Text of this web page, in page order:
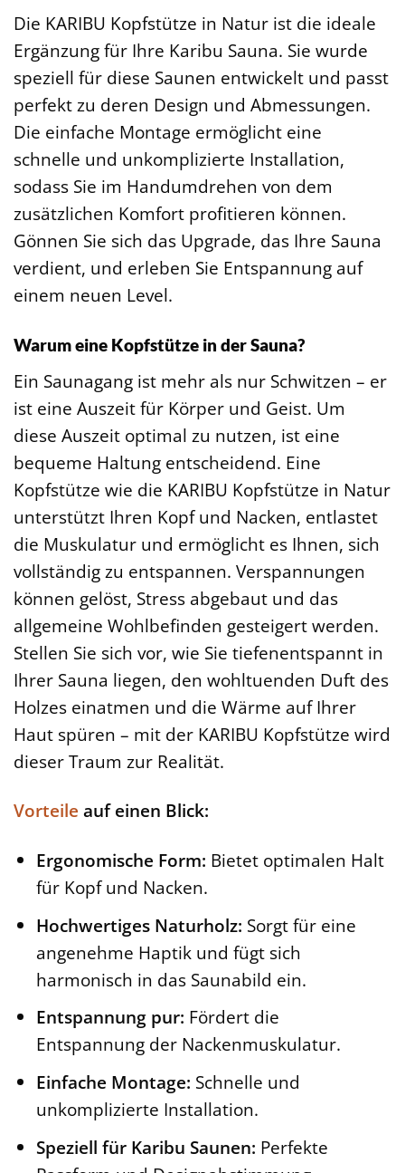
Die KARIBU Kopfstütze in Natur ist die ideale
Ergänzung für Ihre Karibu Sauna. Sie wurde
speziell für diese Saunen entwickelt und passt
perfekt zu deren Design und Abmessungen.
Die einfache Montage ermöglicht eine
schnelle und unkomplizierte Installation,
sodass Sie im Handumdrehen von dem
zusätzlichen Komfort profitieren können.
Gönnen Sie sich das Upgrade, das Ihre Sauna
verdient, und erleben Sie Entspannung auf
einem neuen Level.
Warum eine Kopfstütze in der Sauna?
Ein Saunagang ist mehr als nur Schwitzen – er
ist eine Auszeit für Körper und Geist. Um
diese Auszeit optimal zu nutzen, ist eine
bequeme Haltung entscheidend. Eine
Kopfstütze wie die KARIBU Kopfstütze in Natur
unterstützt Ihren Kopf und Nacken, entlastet
die Muskulatur und ermöglicht es Ihnen, sich
vollständig zu entspannen. Verspannungen
können gelöst, Stress abgebaut und das
allgemeine Wohlbefinden gesteigert werden.
Stellen Sie sich vor, wie Sie tiefenentspannt in
Ihrer Sauna liegen, den wohltuenden Duft des
Holzes einatmen und die Wärme auf Ihrer
Haut spüren – mit der KARIBU Kopfstütze wird
dieser Traum zur Realität.
Vorteile auf einen Blick:
Ergonomische Form: Bietet optimalen Halt
für Kopf und Nacken.
Hochwertiges Naturholz: Sorgt für eine
angenehme Haptik und fügt sich
harmonisch in das Saunabild ein.
Entspannung pur: Fördert die
Entspannung der Nackenmuskulatur.
Einfache Montage: Schnelle und
unkomplizierte Installation.
Speziell für Karibu Saunen: Perfekte